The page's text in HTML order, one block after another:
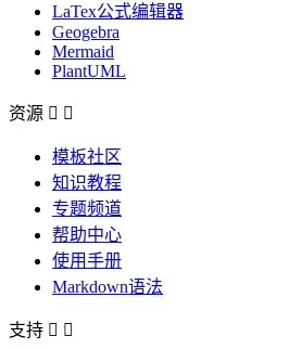
LaTex公式编辑器
Geogebra
Mermaid
PlantUML
资源  
模板社区
知识教程
专题频道
帮助中心
使用手册
Markdown语法
支持  